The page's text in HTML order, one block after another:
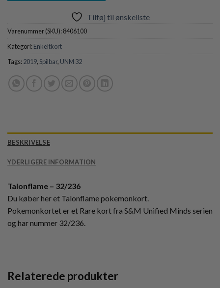
Tilføj til ønskeliste
Varenummer (SKU):8406100
Kategori:Enkeltkort
Tags:2019,Spilbar, UNM 32
BESKRIVELSE
YDERLIGERE INFORMATION
Talonflame – 32/236
Du køber her et Talonflame pokemonkort.
Pokemonkortet er et Rare kort fra S&M Unified Minds serien
og har nummer 32/236.
Relaterede produkter